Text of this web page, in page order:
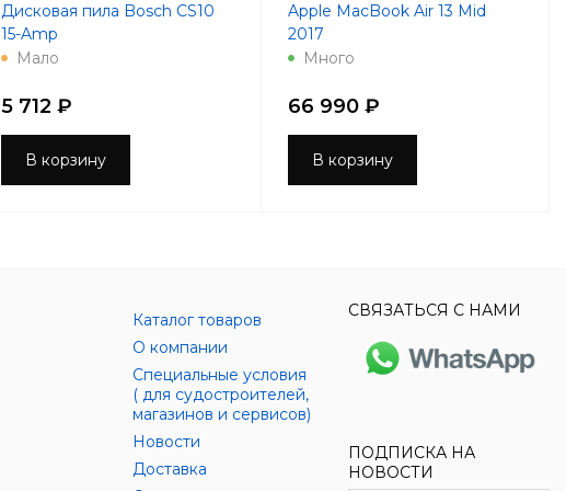
Дисковая пила Bosch CS10
15-Amp
Мало
5 712 ₽
В корзину
Apple MacBook Air 13 Mid
2017
Много
66 990 ₽
В корзину
Каталог товаров
О компании
Специальные условия
( для судостроителей,
магазинов и сервисов)
Новости
Доставка
СВЯЗАТЬСЯ С НАМИ
ПОДПИСКА НА
НОВОСТИ